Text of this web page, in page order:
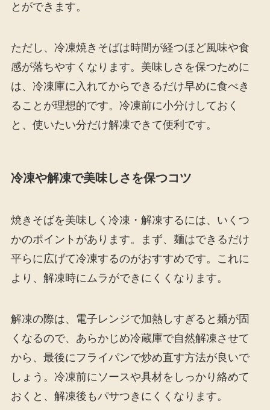
とができます。
ただし、冷凍焼きそばは時間が経つほど風味や食
感が落ちやすくなります。美味しさを保つために
は、冷凍庫に入れてからできるだけ早めに食べき
ることが理想的です。冷凍前に小分けしておく
と、使いたい分だけ解凍できて便利です。
冷凍や解凍で美味しさを保つコツ
焼きそばを美味しく冷凍・解凍するには、いくつ
かのポイントがあります。まず、麺はできるだけ
平らに広げて冷凍するのがおすすめです。これに
より、解凍時にムラができにくくなります。
解凍の際は、電子レンジで加熱しすぎると麺が固
くなるので、あらかじめ冷蔵庫で自然解凍させて
から、最後にフライパンで炒め直す方法が良いで
しょう。冷凍前にソースや具材をしっかり絡めて
おくと、解凍後もパサつきにくくなります。